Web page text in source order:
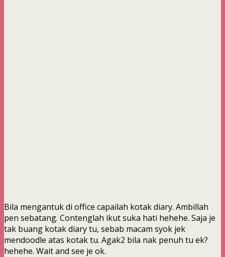
Bila mengantuk di office capailah kotak diary. Ambillah
pen sebatang. Contenglah ikut suka hati hehehe. Saja je
tak buang kotak diary tu, sebab macam syok jek
mendoodle atas kotak tu. Agak2 bila nak penuh tu ek?
hehehe. Wait and see je ok.